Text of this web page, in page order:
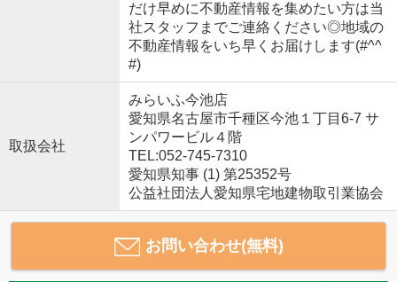
だけ早めに不動産情報を集めたい方は当
社スタッフまでご連絡ください◎地域の
不動産情報をいち早くお届けします(#^^
#)
取扱会社
みらいふ今池店
愛知県名古屋市千種区今池１丁目6-7 サ
ンパワービル４階
TEL:052-745-7310
愛知県知事 (1) 第25352号
公益社団法人愛知県宅地建物取引業協会
お問い合わせ(無料)